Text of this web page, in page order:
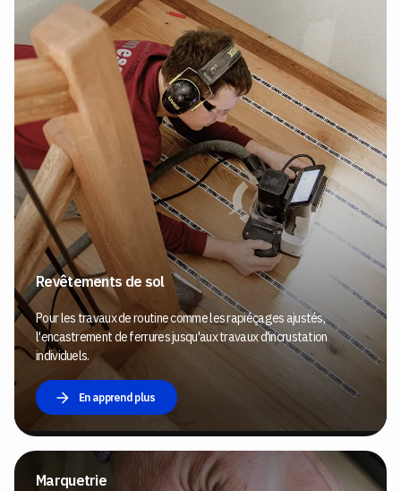
Revêtements de sol
Pour les travaux de routine comme les rapiéçages ajustés,
l'encastrement de ferrures jusqu'aux travaux d'incrustation
individuels.
En apprend plus
Marquetrie